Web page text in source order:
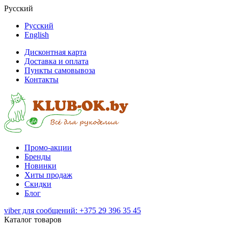
Русский
Русский
English
Дисконтная карта
Доставка и оплата
Пункты самовывоза
Контакты
Промо-акции
Бренды
Новинки
Хиты продаж
Скидки
Блог
viber для сообщений: +375 29 396 35 45
Каталог товаров